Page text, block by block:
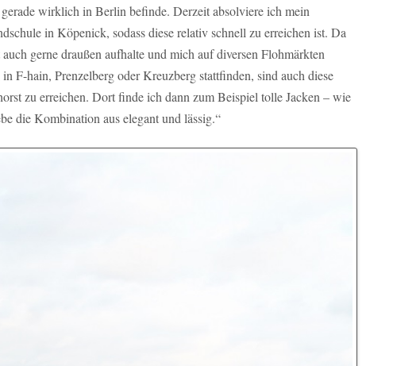
wirklich in Berlin befinde. Derzeit absolviere ich mein
in Köpenick, sodass diese relativ schnell zu erreichen ist. Da
gerne draußen aufhalte und mich auf diversen Flohmärkten
F-hain, Prenzelberg oder Kreuzberg stattfinden, sind auch diese
zu erreichen. Dort finde ich dann zum Beispiel tolle Jacken – wie
die Kombination aus elegant und lässig.“